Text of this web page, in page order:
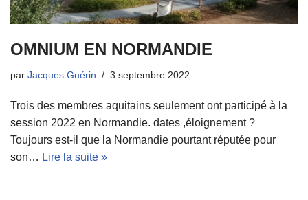
OMNIUM EN NORMANDIE
par Jacques Guérin 3 septembre 2022
Trois des membres aquitains seulement ont participé à la
session 2022 en Normandie. dates ,éloignement ?
Toujours est-il que la Normandie pourtant réputée pour
son… Lire la suite »